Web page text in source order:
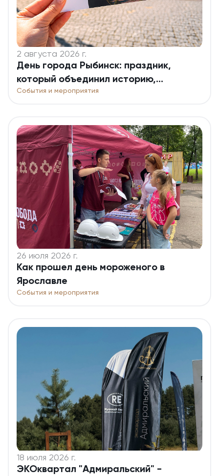
2 августа 2026 г.
День города Рыбинск: праздник,
который объединил историю,
традиции и будущее
События и мероприятия
26 июля 2026 г.
Как прошел день мороженого в
Ярославле
События и мероприятия
18 июля 2026 г.
ЭКОквартал "Адмиральский" -